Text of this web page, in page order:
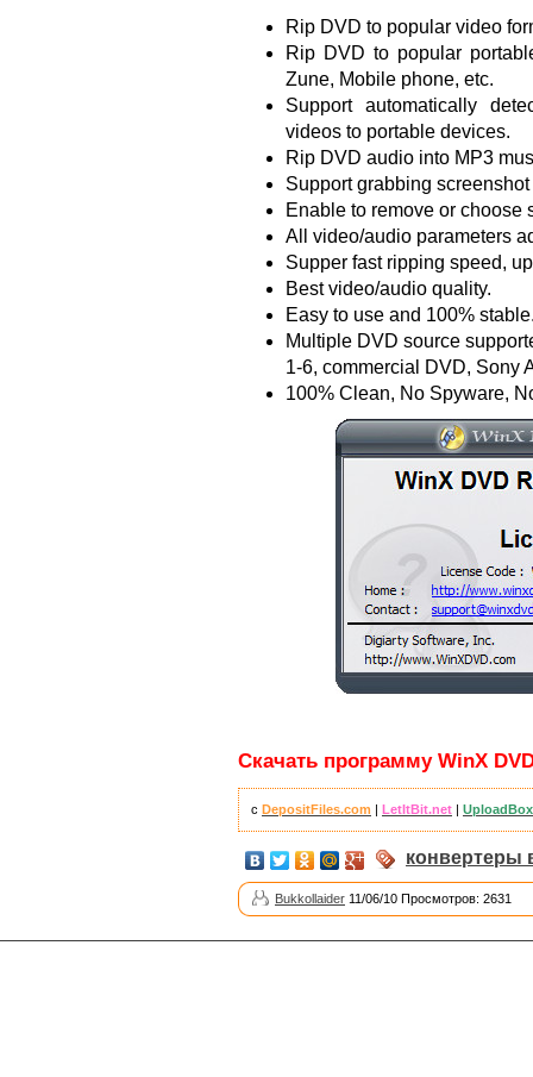
Rip DVD to popular video
Rip DVD to popular
Zune, Mobile phone, etc.
Support automatically
videos to portable devices.
Rip DVD audio into MP3
Support grabbing
Enable to remove or choose
All video/audio parameters
Supper fast ripping speed,
Best video/audio quality.
Easy to use and 100%
Multiple DVD source
1-6, commercial DVD, Sony
100% Clean, No Spyware,
Скачать программу WinX
с DepositFiles.com LetItBit.net
конвертеры
Bukkollaider 11/06/10 Просмотров: 2631